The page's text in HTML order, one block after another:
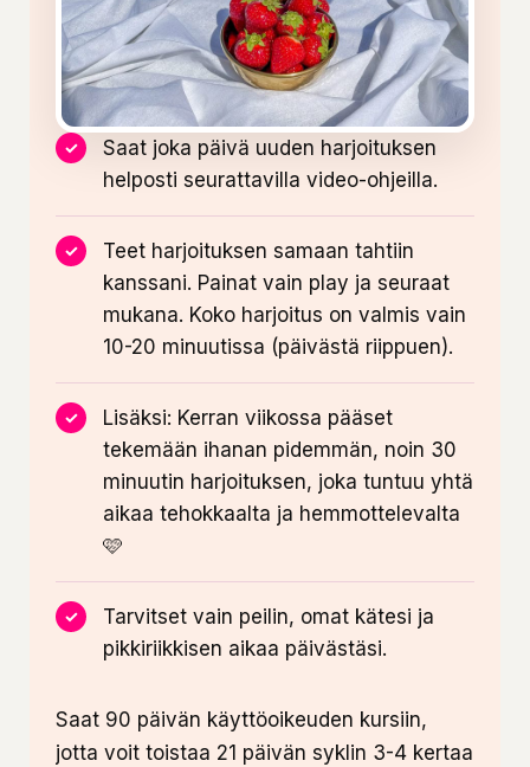
Saat joka päivä uuden harjoituksen
helposti seurattavilla video-ohjeilla.
Teet harjoituksen samaan tahtiin
kanssani. Painat vain play ja seuraat
mukana. Koko harjoitus on valmis vain
10-20 minuutissa (päivästä riippuen).
Lisäksi: Kerran viikossa pääset
tekemään ihanan pidemmän, noin 30
minuutin harjoituksen, joka tuntuu yhtä
aikaa tehokkaalta ja hemmottelevalta
🩷
Tarvitset vain peilin, omat kätesi ja
pikkiriikkisen aikaa päivästäsi.
Saat 90 päivän käyttöoikeuden kursiin,
jotta voit toistaa 21 päivän syklin 3-4 kertaa